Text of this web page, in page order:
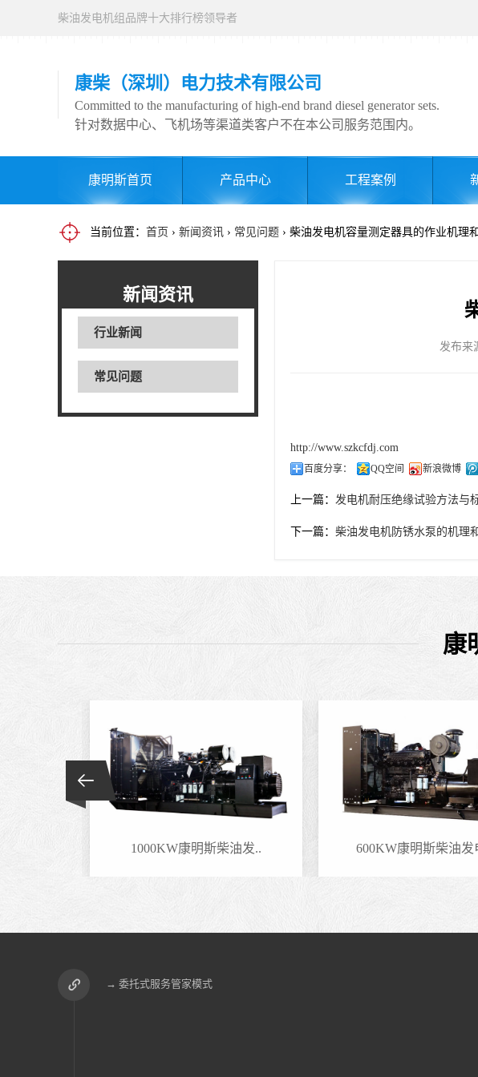
柴油发电机组品牌十大排行榜领导者
康柴（深圳）电力技术有限公司
Committed to the manufacturing of high-end brand diesel generator sets.
针对数据中心、飞机场等渠道类客户不在本公司服务范围内。
康明斯首页 产品中心 工程案例
当前位置： 首页 › 新闻资讯 › 常见问题 › 柴油发电机容量测定器具的作业机理
新闻资讯
行业新闻
常见问题
发布
http://www.szkcfdj.com
百度分享： QQ空间 新浪微博
上一篇： 发电机耐压绝缘试验方法与
下一篇： 柴油发电机防锈水泵的机理
康
1000KW康明斯柴油发.. 600KW康明斯柴油发
→ 委托式服务管家模式